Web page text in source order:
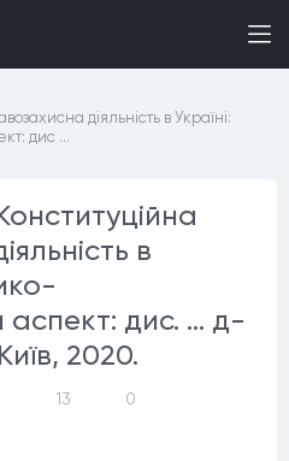
діяльність в Україні:
дис …
в
аспект: дис. … д-
2020.
13 0